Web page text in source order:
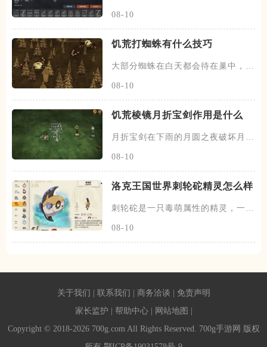
08-10
饥荒打蜘蛛有什么技巧
大部分蜘蛛在白天都会待在巢中，在
08-10
饥荒棱镜月折宝剑作用是什么
月折宝剑在下雨的月圆之夜破坏月的
08-10
洛克王国世界刺轮砣精灵怎么样
刺轮砣是一只毒萌属性的精灵，一共
08-10
关于我们 联系我们 商务洽谈
免责声明
家长监护
帮助中心 网站地图
Copyright © 2018-2026 700g.com All Rights Reserved. 700g手游网 版权